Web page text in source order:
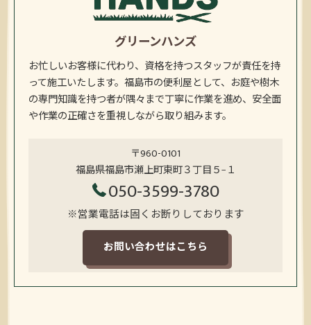
グリーンハンズ
お忙しいお客様に代わり、資格を持つスタッフが責任を持
って施工いたします。福島市の便利屋として、お庭や樹木
の専門知識を持つ者が隅々まで丁寧に作業を進め、安全面
や作業の正確さを重視しながら取り組みます。
〒960-0101
福島県福島市瀬上町東町３丁目５−１
050-3599-3780
※営業電話は固くお断りしております
お問い合わせはこちら